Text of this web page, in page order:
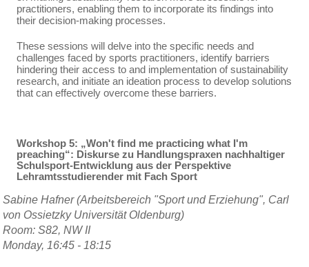
practitioners, enabling them to incorporate its findings into
their decision-making processes.
These sessions will delve into the specific needs and
challenges faced by sports practitioners, identify barriers
hindering their access to and implementation of sustainability
research, and initiate an ideation process to develop solutions
that can effectively overcome these barriers.
Workshop 5: „Won't find me practicing what I'm
preaching“: Diskurse zu Handlungspraxen nachhaltiger
Schulsport-Entwicklung aus der Perspektive
Lehramtsstudierender mit Fach Sport
Sabine Hafner (Arbeitsbereich "Sport und Erziehung", Carl
von Ossietzky Universität Oldenburg)
Room: S82, NW II
Monday, 16:45 - 18:15